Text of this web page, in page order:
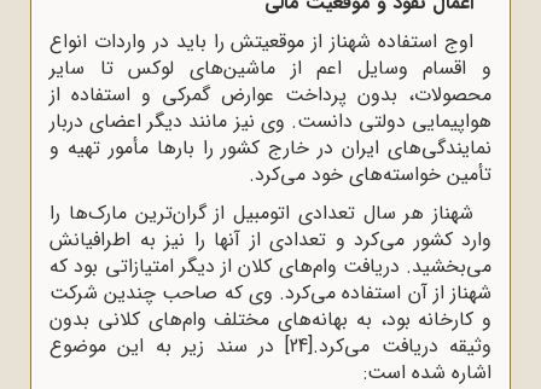
اوج استفاده شهناز از موقعیتش را باید در واردات انواع
و اقسام وسایل اعم از ماشین‌های لوکس تا سایر
محصولات، بدون پرداخت عوارض گمرکی و استفاده از
هواپیمایی دولتی دانست. وی نیز مانند دیگر اعضای دربار
نمایندگی‌های ایران در خارج کشور را بارها مأمور تهیه و
تأمین خواسته‌های خود می‌کرد.
شهناز هر سال تعدادی اتومبیل از گران‌ترین مارک‌ها را
وارد کشور می‌کرد و تعدادی از آنها را نیز به اطرافیانش
می‌بخشید. دریافت وام‌های کلان از دیگر امتیازاتی بود که
شهناز از آن استفاده می‌کرد. وی که صاحب چندین شرکت
و کارخانه بود، به بهانه‌های مختلف وام‌های کلانی بدون
وثیقه دریافت می‌کرد.[24] در سند زیر به این موضوع
اشاره شده است: